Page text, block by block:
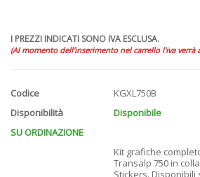
I PREZZI INDICATI SONO IVA ESCLUSA.
(Al momento dell'inserimento nel carrello l'iva verrà
Codice
KGXL750B
Disponibilità
Disponibile
SU ORDINAZIONE
Kit grafiche
Transalp 750 in